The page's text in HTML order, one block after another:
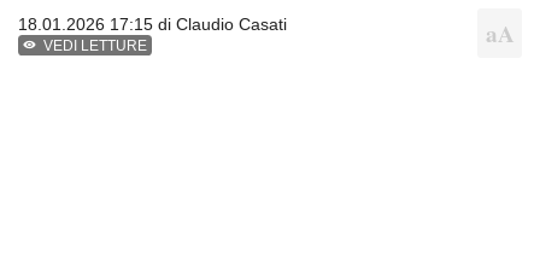
18.01.2026 17:15 di Claudio Casati
VEDI LETTURE